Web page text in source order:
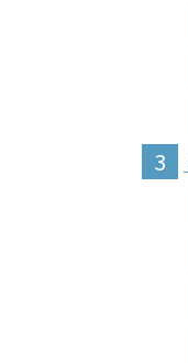
3